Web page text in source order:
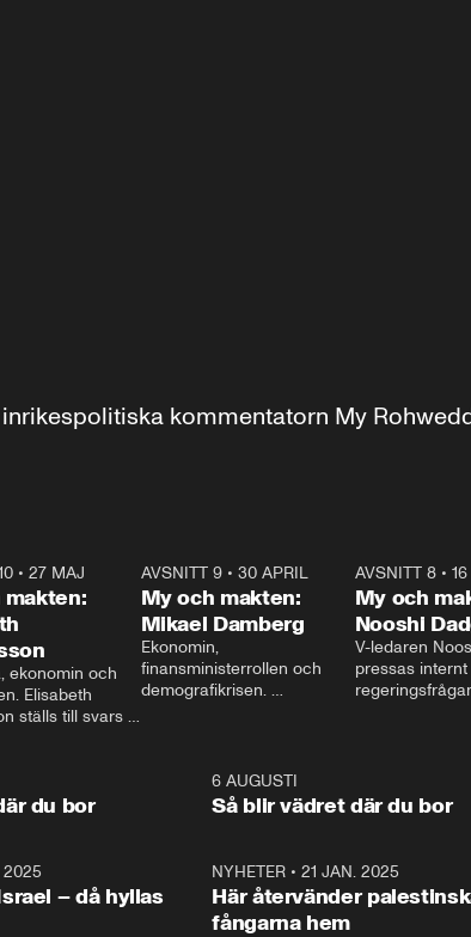
kommentatorn My
•27 MAJ
ekonomin och
Elisabeth
ställs till svars
AVSNITT 9• 30 APRIL
My och makten:
Mikael Damberg
Ekonomin,
finansministerrollen och
demografikrisen.
och Makten.
AVSNITT 8•
My och
Nooshi
V-ledaren
pressas
– Vi ställer upp
vara med så
1:06
du bor
6 AUGUSTI
Så blir vädret där du bor
2025
– då hyllas
NYHETER •21 JAN. 2025
Här återvänder
fångarna hem